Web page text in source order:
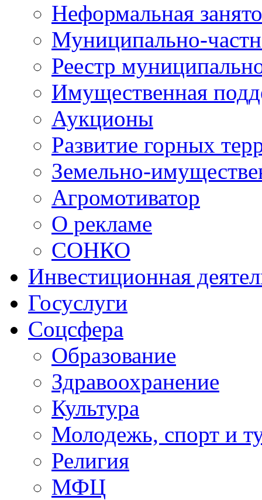
Неформальная
Муниципально-
Реестр
Имущественная
Аукционы
Развитие горных
Земельно-
Агромотиватор
О рекламе
СОНКО
Инвестиционная
Госуслуги
Соцсфера
Образование
Здравоохранение
Культура
Молодежь, спорт и
Религия
МФЦ